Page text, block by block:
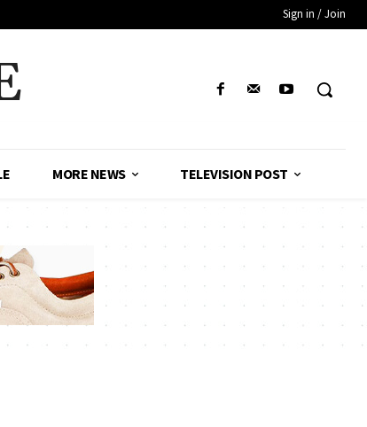
Sign in / Join
MORE NEWS TELEVISION POST